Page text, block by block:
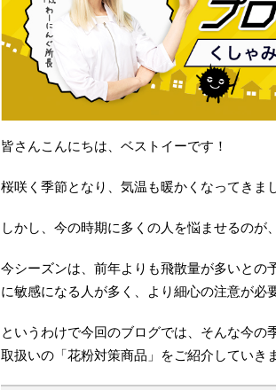
皆さんこんにちは、ベストイーです！
桜咲く季節となり、気温も暖かくなってきま
しかし、今の時期に多くの人を悩ませるのが
今シーズンは、前年よりも飛散量が多いとの
に敏感になる人が多く、より細心の注意が必
というわけで今回のブログでは、そんな今
取扱いの「花粉対策商品」をご紹介していき